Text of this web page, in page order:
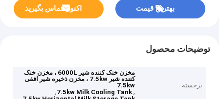
بهترین قیمت اکنون تماس بگیرید
توضیحات محصول
برجسته
مخزن خنک کننده شیر 6000L ، مخزن خنک
کننده شیر 7.5kw ، مخزن ذخیره شیر افقی
7.5kw
,
7.5kw Milk Cooling Tank
,